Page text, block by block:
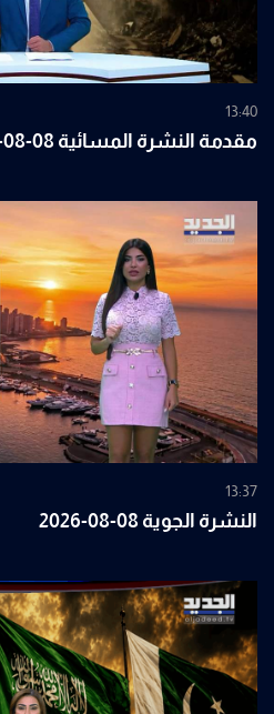
13:40
مقدمة النشرة المسائية 08-08-2026
13:37
النشرة الجوية 08-08-2026